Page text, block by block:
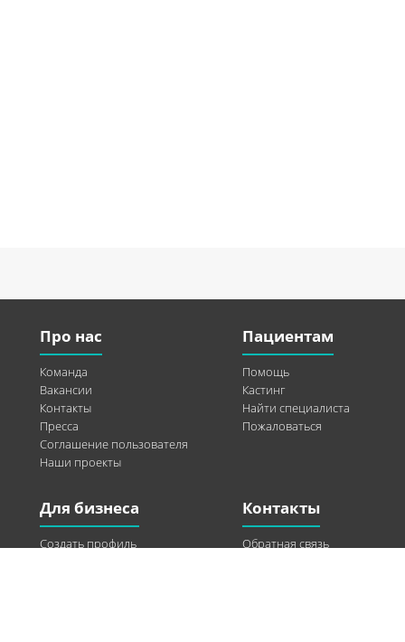
Про нас
Команда
Вакансии
Контакты
Пресса
Соглашение пользователя
Наши проекты
Пациентам
Помощь
Кастинг
Найти специалиста
Пожаловаться
Для бизнеса
Создать профиль
Контакты
Обратная связь